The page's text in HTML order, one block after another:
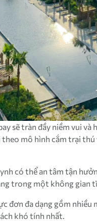
sẽ tràn đầy niềm vui
mô hình cắm trại
có thể an tâm tận
trong một không
đơn đa dạng gồm
khó tính nhất.